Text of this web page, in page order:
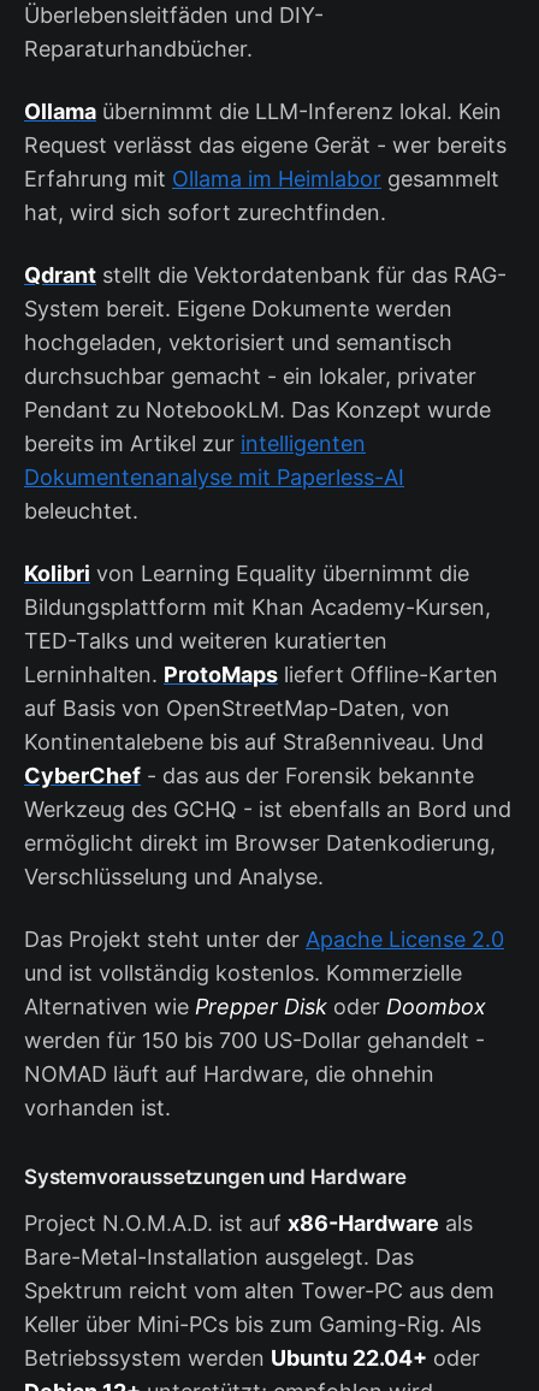
Überlebensleitfäden und DIY-
Reparaturhandbücher.
Ollama übernimmt die LLM-Inferenz lokal. Kein
Request verlässt das eigene Gerät - wer bereits
Erfahrung mit Ollama im Heimlabor gesammelt
hat, wird sich sofort zurechtfinden.
Qdrant stellt die Vektordatenbank für das RAG-
System bereit. Eigene Dokumente werden
hochgeladen, vektorisiert und semantisch
durchsuchbar gemacht - ein lokaler, privater
Pendant zu NotebookLM. Das Konzept wurde
bereits im Artikel zur intelligenten
Dokumentenanalyse mit Paperless-AI
beleuchtet.
Kolibri von Learning Equality übernimmt die
Bildungsplattform mit Khan Academy-Kursen,
TED-Talks und weiteren kuratierten
Lerninhalten. ProtoMaps liefert Offline-Karten
auf Basis von OpenStreetMap-Daten, von
Kontinentalebene bis auf Straßenniveau. Und
CyberChef - das aus der Forensik bekannte
Werkzeug des GCHQ - ist ebenfalls an Bord und
ermöglicht direkt im Browser Datenkodierung,
Verschlüsselung und Analyse.
Das Projekt steht unter der Apache License 2.0
und ist vollständig kostenlos. Kommerzielle
Alternativen wie Prepper Disk oder Doombox
werden für 150 bis 700 US-Dollar gehandelt -
NOMAD läuft auf Hardware, die ohnehin
vorhanden ist.
Systemvoraussetzungen und Hardware
Project N.O.M.A.D. ist auf x86-Hardware als
Bare-Metal-Installation ausgelegt. Das
Spektrum reicht vom alten Tower-PC aus dem
Keller über Mini-PCs bis zum Gaming-Rig. Als
Betriebssystem werden Ubuntu 22.04+ oder